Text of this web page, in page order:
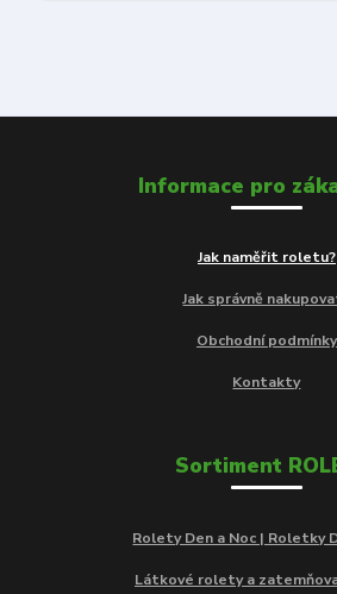
Informace pro
Jak naměřit roletu?
Jak správně
Obchodní podmínky
Kontakty
Sortiment
Rolety Den a Noc | Roletky
Látkové rolety a